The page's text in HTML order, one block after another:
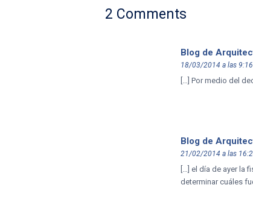
2 Comments
Blog de
18/03/2014 a las 9:16
[…] Por medio del
Blog de
21/02/2014 a las
[…] el día de ayer la
determinar cuáles